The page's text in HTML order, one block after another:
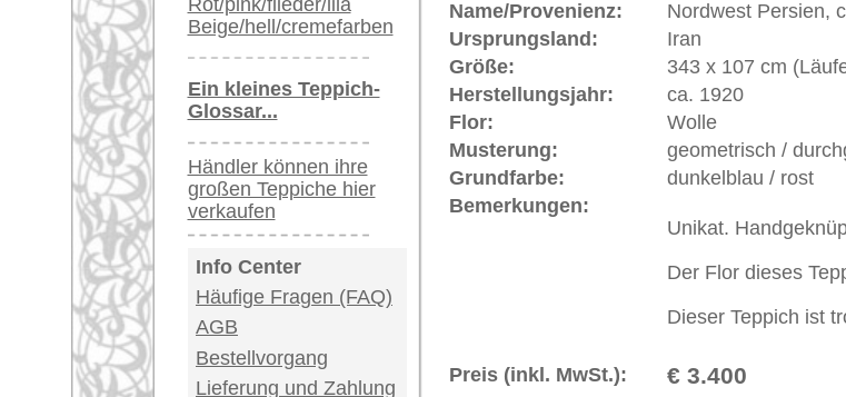
sehr beliebt. Dabei werden jedoch aufgrund der Umstände Regelmäßigkeit der Form und der
Zeichnung eher außer acht gelassen, was dem Nomadenteppich jedoch mehr Authentizität
verleiht und ihn umso beliebter macht. Die handversponnene Wolle wird meistens mit
Naturfarbstoffen (Pflanzenfarben) eingefärbt.
Teppiche.tv - große moderne Teppiche | neue und antike Orientteppiche -
Kundenservice:
Deutschland / Österreich: +49 (0)40 450 4102
Impressum